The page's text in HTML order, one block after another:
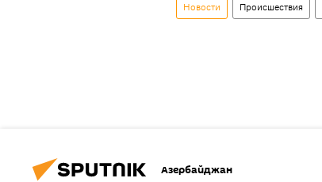
Новости Происшествия
Азербайджан